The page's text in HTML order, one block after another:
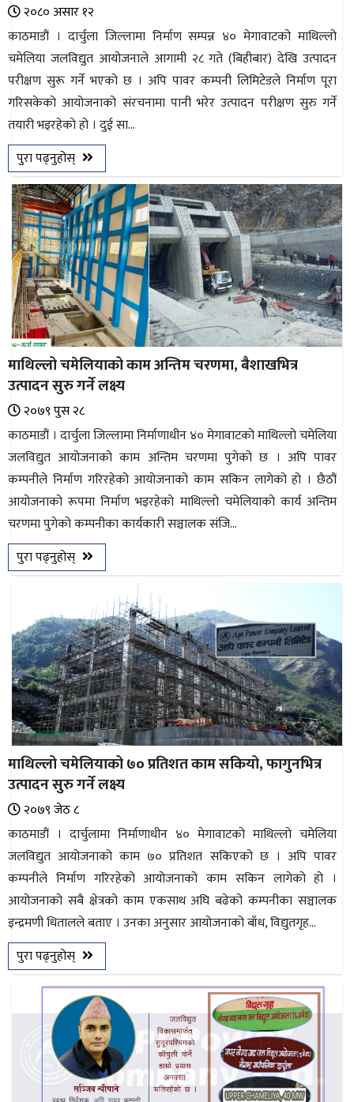
२०८० असार १२
काठमाडौं । दार्चुला जिल्लामा निर्माण सम्पन्न ४० मेगावाटको माथिल्लो
चमेलिया जलविद्युत आयोजनाले आगामी २८ गते (बिहीबार) देखि उत्पादन
परीक्षण सुरू गर्ने भएको छ । अपि पावर कम्पनी लिमिटेडले निर्माण पूरा
गरिसकेको आयोजनाको संरचनामा पानी भरेर उत्पादन परीक्षण सुरु गर्ने
तयारी भइरहेकाे हो । दुई सा...
पुरा पढ्नुहोस्
माथिल्लो चमेलियाको काम अन्तिम चरणमा, बैशाखभित्र
उत्पादन सुरु गर्ने लक्ष्य
२०७९ पुस २८
काठमाडौं । दार्चुला जिल्लामा निर्माणाधीन ४० मेगावाटको माथिल्लो चमेलिया
जलविद्युत आयोजनाको काम अन्तिम चरणमा पुगेको छ । अपि पावर
कम्पनीले निर्माण गरिरहेको आयोजनाको काम सकिन लागेको हो । छैठौं
आयोजनाको रूपमा निर्माण भइरहेको माथिल्लाे चमेलियाको कार्य अन्तिम
चरणमा पुगेको कम्पनीका कार्यकारी सञ्चालक संजि...
पुरा पढ्नुहोस्
माथिल्लो चमेलियाको ७० प्रतिशत काम सकियो, फागुनभित्र
उत्पादन सुरु गर्ने लक्ष्य
२०७९ जेठ ८
काठमाडौं । दार्चुलामा निर्माणाधीन ४० मेगावाटको माथिल्लो चमेलिया
जलविद्युत आयोजनाको काम ७० प्रतिशत सकिएको छ । अपि पावर
कम्पनीले निर्माण गरिरहेको आयोजनाको काम सकिन लागेको हो ।
आयोजनाको सबै क्षेत्रको काम एकसाथ अघि बढेको कम्पनीका सञ्चालक
इन्द्रमणी धितालले बताए । उनका अनुसार आयोजनाको बाँध, विद्युतगृह...
पुरा पढ्नुहोस्